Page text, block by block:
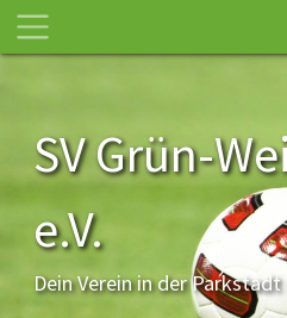
SV Grün-
e.V.
Dein Verein in der